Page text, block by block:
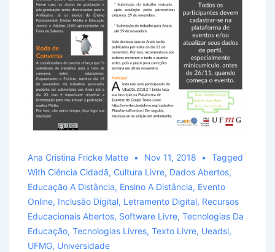
Ana Cristina Fricke Matte Nov 11, 2018
Tagged
With Ciência Cidadã, Cultura Livre, Dados Abertos,
Educação A Distância, Ensino A Distância, Evento
Online, Inclusão Digital, Letramento Digital, Recursos
Educacionais Abertos, Software Livre, Tecnologias Da
Educação, Tecnologias Livres, Texto Livre, Ueadsl,
UFMG, Universidade